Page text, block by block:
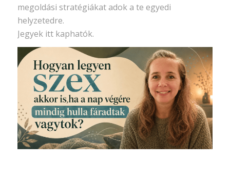
megoldási stratégiákat adok a te egyedi
helyzetedre.
Jegyek itt kaphatók.